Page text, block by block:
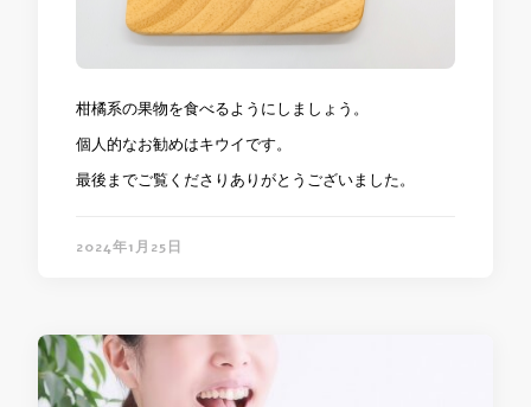
柑橘系の果物を食べるようにしましょう。
個人的なお勧めはキウイです。
最後までご覧くださりありがとうございました。
2024年1月25日